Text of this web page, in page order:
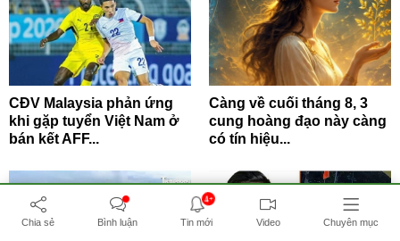
CĐV Malaysia phản ứng
khi gặp tuyển Việt Nam ở
bán kết AFF...
Càng về cuối tháng 8, 3
cung hoàng đạo này càng
có tín hiệu...
Chia sẻ Bình luận
4+
Tin mới Video Chuyên mục